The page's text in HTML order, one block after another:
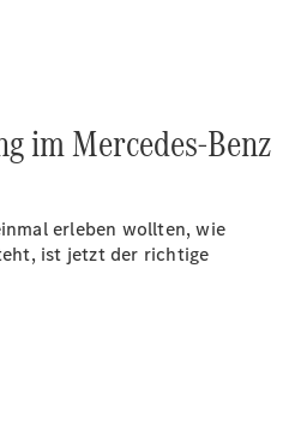
im Mercedes-Benz
erleben wollten, wie
ist jetzt der richtige